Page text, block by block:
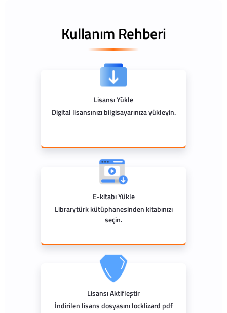
Kullanım Rehberi
Lisansı Yükle
Digital lisansınızı bilgisayarınıza yükleyin.
E-kitabı Yükle
Librarytürk kütüphanesinden kitabınızı
seçin.
Lisansı Aktifleştir
İndirilen lisans dosyasını locklizard pdf